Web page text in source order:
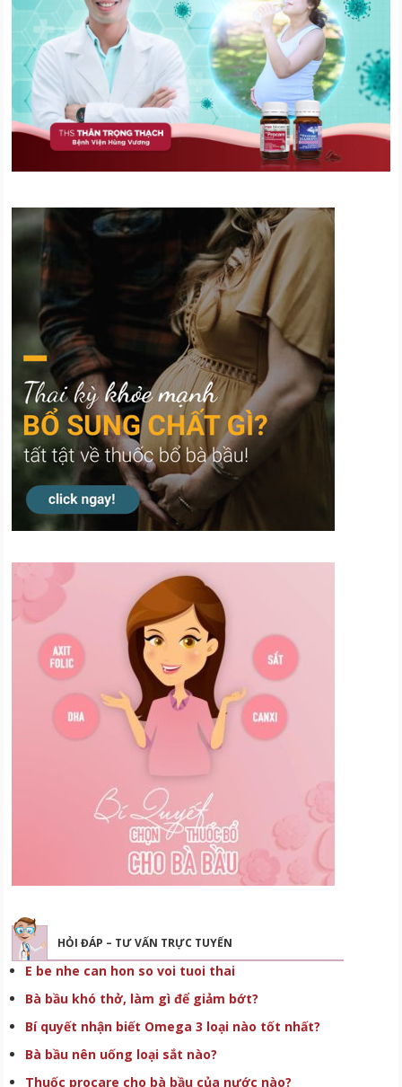
HỎI ĐÁP – TƯ VẤN TRỰC TUYẾN
E be nhe can hon so voi tuoi thai
Bà bầu khó thở, làm gì để giảm bớt?
Bí quyết nhận biết Omega 3 loại nào tốt nhất?
Bà bầu nên uống loại sắt nào?
Thuốc procare cho bà bầu của nước nào?